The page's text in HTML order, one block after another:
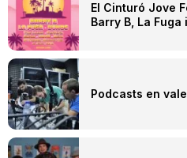
El Cinturó Jove
Barry B, La
Podcasts en